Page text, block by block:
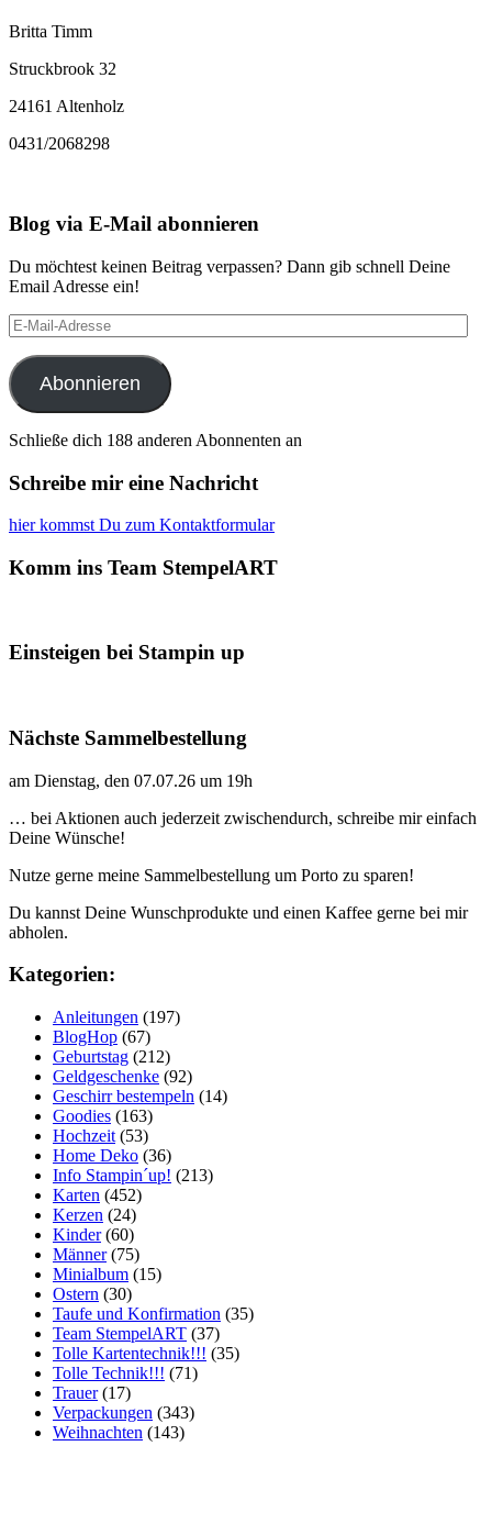
Britta Timm
Struckbrook 32
24161 Altenholz
0431/2068298
Blog via E-Mail abonnieren
Du möchtest keinen Beitrag verpassen? Dann gib schnell Deine
Email Adresse ein!
E-
Mail-
Adresse
Abonnieren
Schließe dich 188 anderen Abonnenten an
Schreibe mir eine Nachricht
hier kommst Du zum Kontaktformular
Komm ins Team StempelART
Einsteigen bei Stampin up
Nächste Sammelbestellung
am Dienstag, den 07.07.26 um 19h
… bei Aktionen auch jederzeit zwischendurch, schreibe mir einfach
Deine Wünsche!
Nutze gerne meine Sammelbestellung um Porto zu sparen!
Du kannst Deine Wunschprodukte und einen Kaffee gerne bei mir
abholen.
Kategorien:
Anleitungen (197)
BlogHop (67)
Geburtstag (212)
Geldgeschenke (92)
Geschirr bestempeln (14)
Goodies (163)
Hochzeit (53)
Home Deko (36)
Info Stampin´up! (213)
Karten (452)
Kerzen (24)
Kinder(60)
Männer(75)
Minialbum (15)
Ostern (30)
Taufe und Konfirmation (35)
Team StempelART (37)
Tolle Kartentechnik!!! (35)
Tolle Technik!!! (71)
Trauer(17)
Verpackungen (343)
Weihnachten (143)